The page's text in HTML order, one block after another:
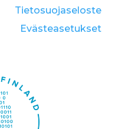
Tietosuojaseloste
Eväste­asetukset